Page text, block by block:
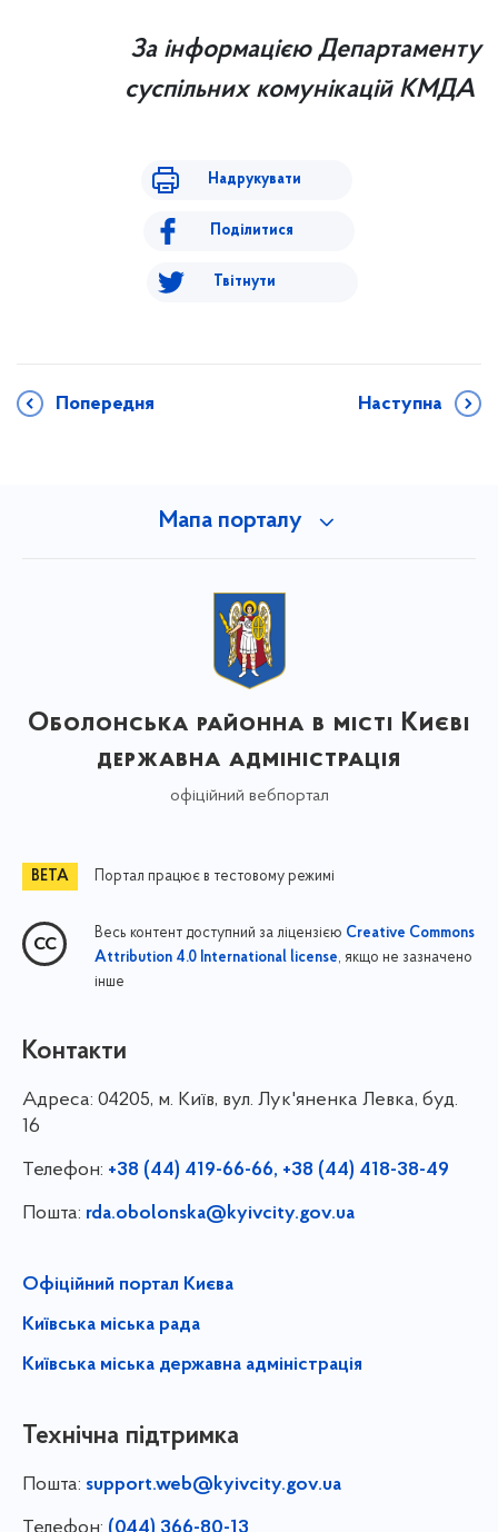
За інформацією Департаменту
суспільних комунікацій КМДА
Надрукувати
Поділитися
Твітнути
Попередня Наступна
Мапа порталу
Оболонська районна в місті Києві
державна адміністрація
офіційний вебпортал
Портал працює в тестовому режимі
Весь контент доступний за ліцензією Creative Commons
Attribution 4.0 International license, якщо не зазначено
інше
Контакти
Адреса: 04205, м. Київ, вул. Лук'яненка Левка, буд.
16
Телефон: +38 (44) 419-66-66, +38 (44) 418-38-49
Пошта: rda.obolonska@kyivcity.gov.ua
Офіційний портал Києва
Київська міська рада
Київська міська державна адміністрація
Технічна підтримка
Пошта: support.web@kyivcity.gov.ua
Телефон: